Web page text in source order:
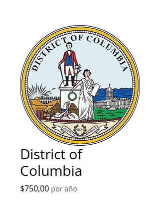
District of
Columbia
$750,00Precio
por año